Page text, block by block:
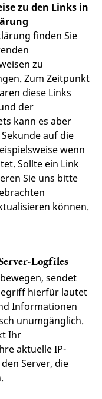
zu den Links in
finden Sie
zu
Zum Zeitpunkt
diese Links
der
kann es aber
auf die
wenn
Sollte ein Link
Sie uns bitte
können.
Logfiles
sendet
hierfür lautet
Informationen
unumgänglich.
Ihr
aktuelle IP-
Server, die